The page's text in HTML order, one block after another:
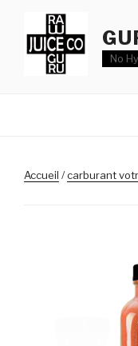
contenu
No
Accueil /carburant